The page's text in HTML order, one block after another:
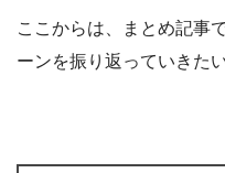
ここからは、まとめ記事
ーンを振り返っていきた